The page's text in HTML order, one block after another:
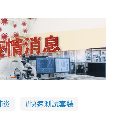
炎
快速測試套裝